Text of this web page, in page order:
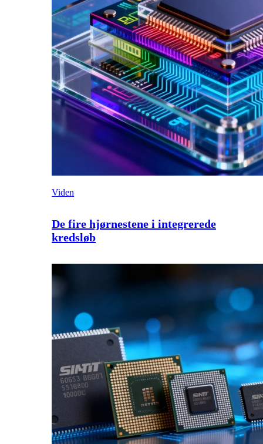
Viden
De fire hjørnestene i integrerede
kredsløb